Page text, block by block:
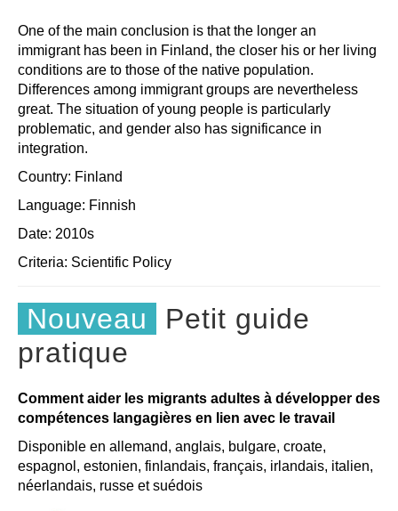
One of the main conclusion is that the longer an
immigrant has been in Finland, the closer his or her living
conditions are to those of the native population.
Differences among immigrant groups are nevertheless
great. The situation of young people is particularly
problematic, and gender also has significance in
integration.
Country: Finland
Language: Finnish
Date: 2010s
Criteria: Scientific Policy
Nouveau
Petit guide
pratique
Comment aider les migrants adultes à développer des
compétences langagières en lien avec le travail
Disponible en allemand, anglais, bulgare, croate,
espagnol, estonien, finlandais, français, irlandais, italien,
néerlandais, russe et suédois